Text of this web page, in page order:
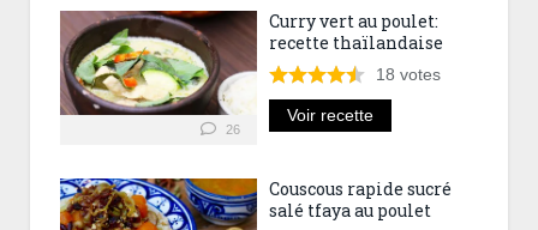
26
Curry vert au poulet:
recette thaïlandaise
18 votes
Voir recette
Couscous rapide sucré
salé tfaya au poulet